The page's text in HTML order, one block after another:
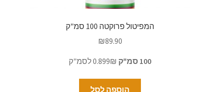
המפיטול פרוקטה 100 סמ"ק
₪89.90
100 סמ"ק
הוספה לסל